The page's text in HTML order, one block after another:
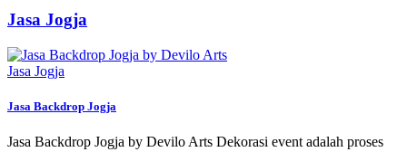
Jasa Jogja
Jasa Jogja
Jasa Backdrop Jogja
Jasa Backdrop Jogja by Devilo Arts Dekorasi event adalah proses